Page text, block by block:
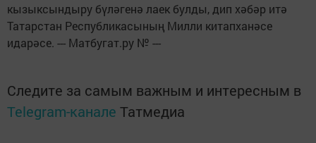
кызыксындыру бүләгенә лаек булды, дип хәбәр итә
Татарстан Республикасының Милли китапханәсе
идарәсе. --- Матбугат.ру № ---
Следите за самым важным и интересным в
Telegram-канале Татмедиа